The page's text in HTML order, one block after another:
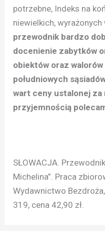
potrzebne, Indeks na
niewielkich,
przewodnik bardzo
docenienie zabytków
obiektów oraz
południowych
wart ceny ustalonej za
przyjemnością
SŁOWACJA.
Michelina”. Praca
Wydawnictwo
319, cena 42,90 zł.